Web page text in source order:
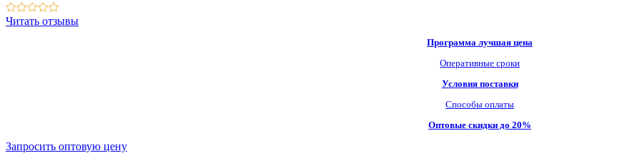
Читать отзывы
Программа лучшая цена
Оперативные сроки
Условия поставки
Способы оплаты
Оптовые скидки до 20%
Запросить оптовую цену